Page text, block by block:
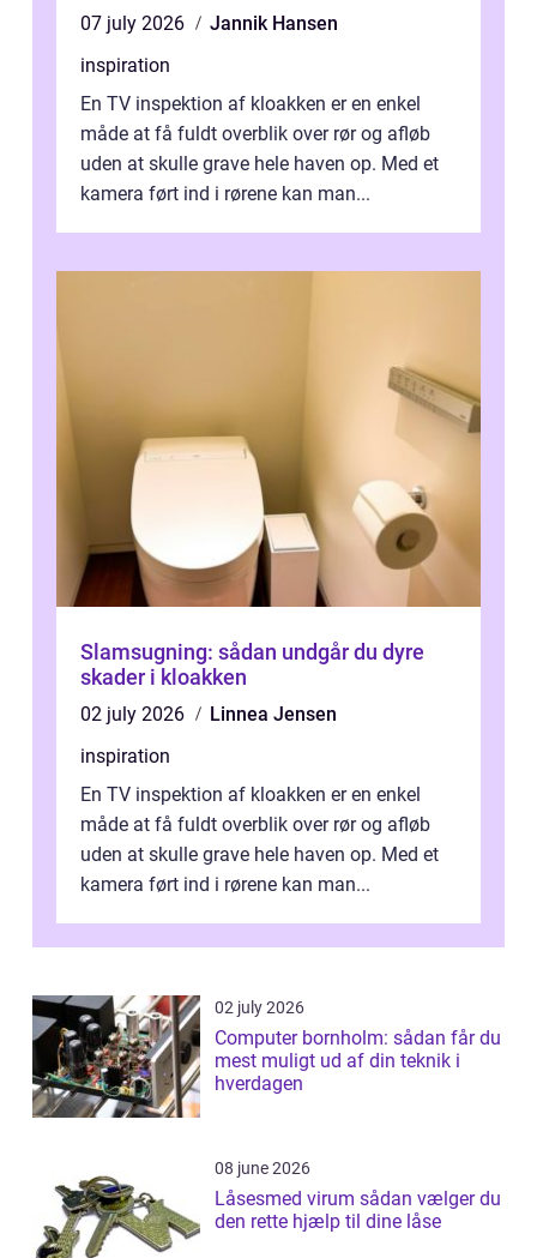
07 july 2026
Jannik Hansen
inspiration
En TV inspektion af kloakken er en enkel
måde at få fuldt overblik over rør og afløb
uden at skulle grave hele haven op. Med et
kamera ført ind i rørene kan man...
Slamsugning: sådan undgår du dyre
skader i kloakken
02 july 2026
Linnea Jensen
inspiration
En TV inspektion af kloakken er en enkel
måde at få fuldt overblik over rør og afløb
uden at skulle grave hele haven op. Med et
kamera ført ind i rørene kan man...
02 july 2026
Computer bornholm: sådan får du
mest muligt ud af din teknik i
hverdagen
08 june 2026
Låsesmed virum sådan vælger du
den rette hjælp til dine låse